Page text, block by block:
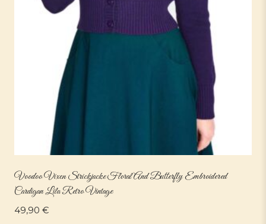
Voodoo Vixen Strickjacke Floral And Butterfly Embroidered
Cardigan Lila Retro Vintage
49,90 €